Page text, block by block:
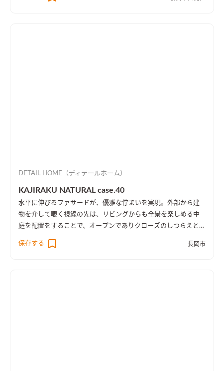
楽譜を整理する本棚を壁一面に設け、屋外への防音効果も担って
DETAIL HOME（ディテールホーム）
KAJIRAKU NATURAL case.40
水平に伸びるファサードが、優雅な佇まいを実現。外部から建
物を介して覗く視線の先は、リビングからも全景を楽しめる中
庭を配置をすることで、オープンでありクローズのしつらえとし
保存する
長岡市